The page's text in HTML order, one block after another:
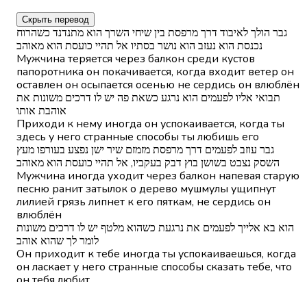
Скрыть перевод
גבר הולך לאיבוד דרך מרפסת בין שיחי השרך הוא מתנדנד כשהרוח
נכנסת הוא נעזב הוא נושר בסתיו אל תהיי כועסת הוא מאוהב
Мужчина теряется через балкон среди кустов
папоротника он покачивается, когда входит ветер он
оставлен он осыпается осенью не сердись он влюблён
תבואי אליו לפעמים הוא נרגע כשאת פה יש לו דרכים משונות את
אוהבת אותו
Приходи к нему иногда он успокаивается, когда ты
здесь у него странные способы ты любишь его
גבר עוזב לפעמים דרך מרפסת מזמזם שיר ישן נפצע בעורפו מעץ
השסק נצבט בשושן בוץ דבק בעקביו, אל תהיי כועסת הוא מאוהב
Мужчина иногда уходит через балкон напевая старую
песню ранит затылок о дерево мушмулы ущипнут
лилией грязь липнет к его пяткам, не сердись он
влюблён
הוא בא אלייך לפעמים את נרגעת כשהוא מלטף יש לו דרכים משונות
לומר לך שהוא אוהב
Он приходит к тебе иногда ты успокаиваешься, когда
он ласкает у него странные способы сказать тебе, что